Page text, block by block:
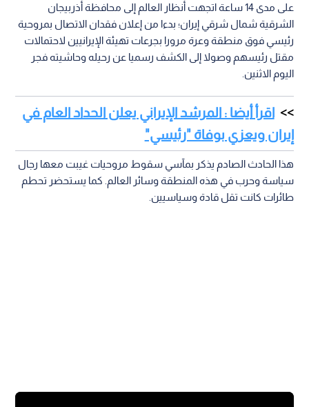
على مدى 14 ساعة اتجهت أنظار العالم إلى محافظة أذربيجان
الشرقية شمال شرقي إيران؛ بدءا من إعلان فقدان الاتصال بمروحية
رئيسي فوق منطقة وعرة مرورا بجرعات تهيئة الإيرانيين لاحتمالات
مقتل رئيسهم وصولا إلى الكشف رسميا عن رحيله وحاشيته فجر
اليوم الاثنين.
اقرأ أيضا : المرشد الإيراني يعلن الحداد العام في
إيران ويعزي بوفاة "رئيسي"
هذا الحادث الصادم يذكر بمآسي سقوط مروحيات غيبت معها رجال
سياسة وحرب في هذه المنطقة وسائر العالم. كما يستحضر تحطم
طائرات كانت تقل قادة وسياسيين.